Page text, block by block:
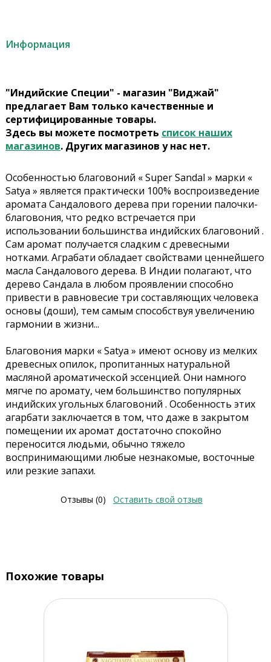
Информация
"Индийские Специи" - магазин "Виджай"
предлагает Вам только качественные и
сертифицированные товары.
Здесь вы можете посмотреть список наших
магазинов. Других магазинов у нас нет.
Особенностью благовоний « Super Sandal » марки «
Satya » является практически 100% воспроизведение
аромата Сандалового дерева при горении палочки-
благовония, что редко встречается при
использовании большинства индийских благовоний .
Сам аромат получается сладким с древесными
нотками. Аграбати обладает свойствами ценнейшего
масла Сандалового дерева. В Индии полагают, что
дерево Сандала в любом проявлении способно
привести в равновесие три составляющих человека
основы (доши), тем самым способствуя увеличению
гармонии в жизни...
Благовония марки « Satya » имеют основу из мелких
древесных опилок, пропитанных натуральной
масляной ароматической эссенцией. Они намного
мягче по аромату, чем большинство популярных
индийских угольных благовоний . Особенность этих
агарбати заключается в том, что даже в закрытом
помещении их аромат достаточно спокойно
переносится людьми, обычно тяжело
воспринимающими любые незнакомые, восточные
или резкие запахи.
Отзывы (0) Оставить свой отзыв
Похожие товары